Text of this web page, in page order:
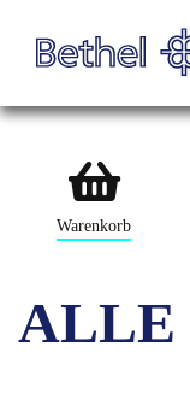
Warenkorb
ALLE